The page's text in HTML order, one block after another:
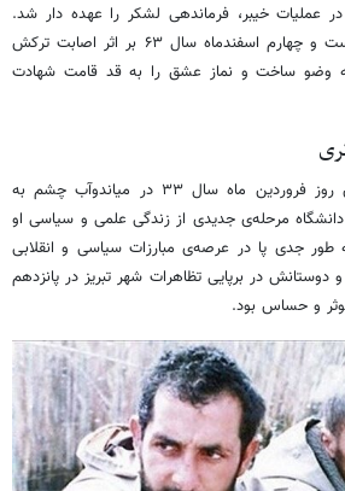
خیبر، فرماندهی لشکر را عهده دار شد.
شهید کریمی سرانجام در بیست و چهارم اسفندماه سال ۶۳ بر اثر اصابت ترکش
وضو ساخت و نماز عشق را به قد قامت شهادت
شهید مهدی باکری در آخرین روز فروردین ماه سال ۳۳ در میاندوآب چشم به
مرحله‌ی جدیدی از زندگی علمی و سیاسی او
جدی پا در عرصه‌ی مبارزات سیاسی و انقلابی
در برپایی تظاهرات شهر تبریز در پانزدهم